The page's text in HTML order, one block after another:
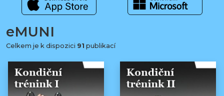
eMUNI
Celkem je k dispozici 91 publikací